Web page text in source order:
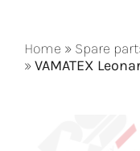
Spare parts and
Home » Spare
»VAMATEX